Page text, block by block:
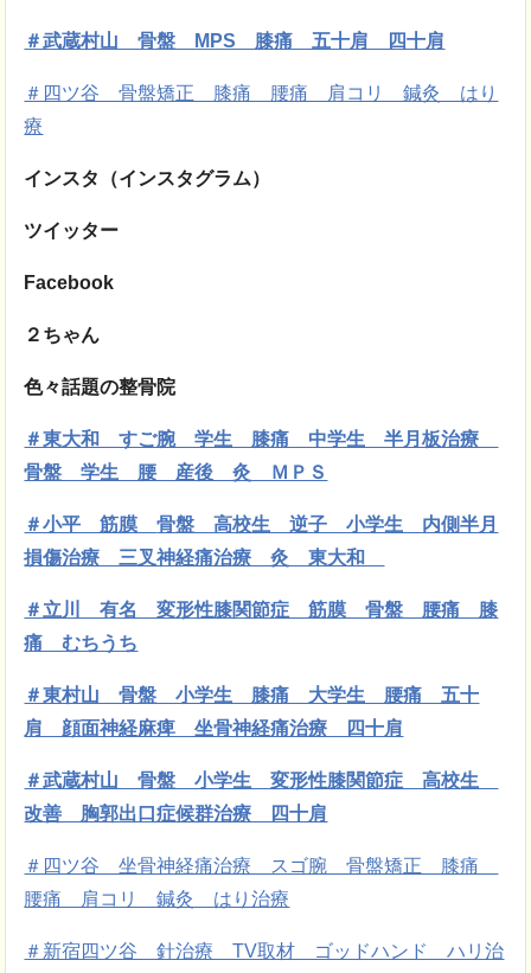
＃武蔵村山 骨盤 MPS 膝痛 五十肩 四十肩
＃四ツ谷 骨盤矯正 膝痛 腰痛 肩コリ 鍼灸 はり
療
インスタ（インスタグラム）
ツイッター
Facebook
２ちゃん
色々話題の整骨院
＃東大和 すご腕 学生 膝痛 中学生 半月板治療
骨盤 学生 腰 産後 灸 ＭＰＳ
＃小平 筋膜骨盤 高校生 逆子 小学生 内側半月
損傷治療 三叉神経痛治療 灸 東大和
＃立川 有名 変形性膝関節症 筋膜 骨盤 腰痛 膝
痛 むちうち
＃東村山 骨盤 小学生 膝痛 大学生 腰痛 五十
肩 顔面神経麻痺 坐骨神経痛治療 四十肩
＃武蔵村山 骨盤 小学生 変形性膝関節症 高校生
改善 胸郭出口症候群治療 四十肩
＃四ツ谷 坐骨神経痛治療 スゴ腕 骨盤矯正 膝痛
腰痛 肩コリ 鍼灸 はり治療
＃新宿四ツ谷 針治療 TV取材 ゴッドハンド ハリ治